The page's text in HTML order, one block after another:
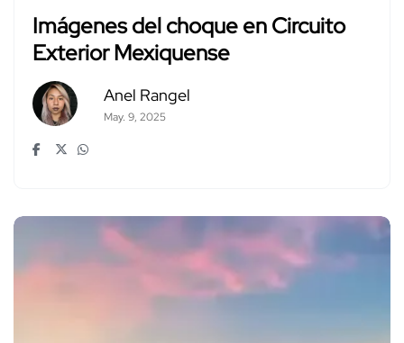
Imágenes del choque en Circuito
Exterior Mexiquense
Anel Rangel
May. 9, 2025